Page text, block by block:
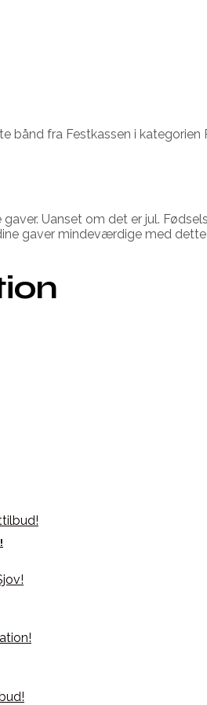
bånd fra Festkassen i
Uanset om det er jul.
gaver mindeværdige med